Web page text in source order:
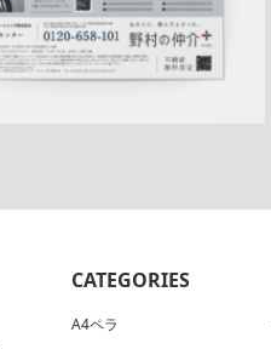
CATEGORIES
A4ペラ